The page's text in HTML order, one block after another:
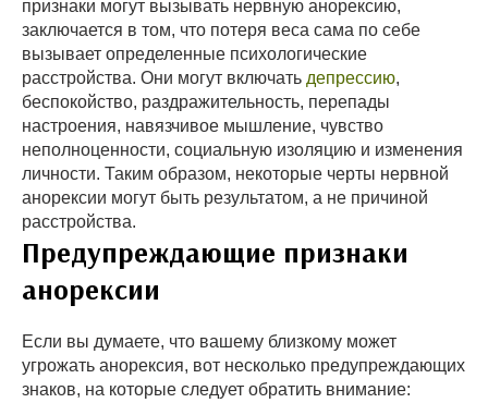
признаки могут вызывать нервную анорексию,
заключается в том, что потеря веса сама по себе
вызывает определенные психологические
расстройства. Они могут включать депрессию,
беспокойство, раздражительность, перепады
настроения, навязчивое мышление, чувство
неполноценности, социальную изоляцию и изменения
личности. Таким образом, некоторые черты нервной
анорексии могут быть результатом, а не причиной
расстройства.
Предупреждающие признаки
анорексии
Если вы думаете, что вашему близкому может
угрожать анорексия, вот несколько предупреждающих
знаков, на которые следует обратить внимание: